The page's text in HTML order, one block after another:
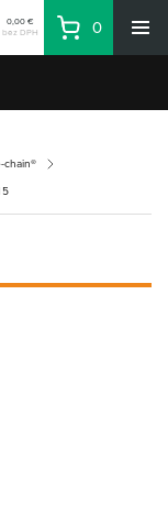
0,00 €
bez DPH
Košík
0
chain®